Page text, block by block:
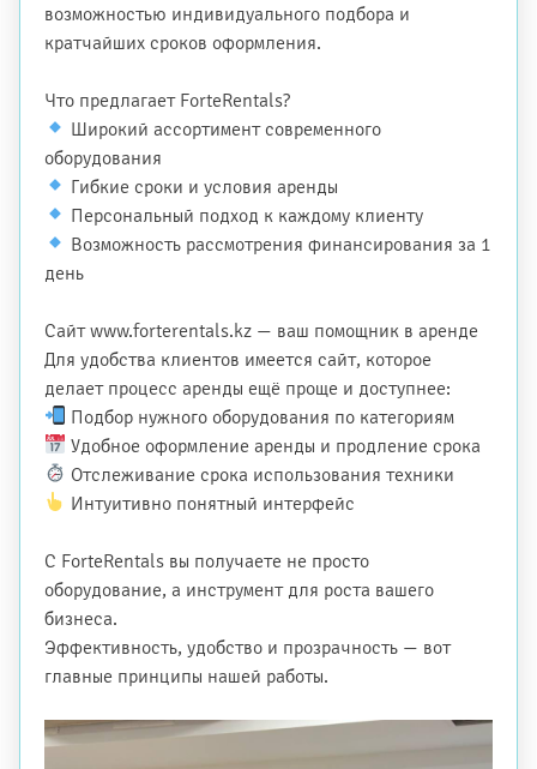
возможностью индивидуального подбора и
кратчайших сроков оформления.
Что предлагает ForteRentals?
Широкий ассортимент современного
оборудования
Гибкие сроки и условия аренды
Персональный подход к каждому клиенту
Возможность рассмотрения финансирования за 1
день
Сайт www.forterentals.kz — ваш помощник в аренде
Для удобства клиентов имеется сайт, которое
делает процесс аренды ещё проще и доступнее:
Подбор нужного оборудования по категориям
Удобное оформление аренды и продление срока
Отслеживание срока использования техники
Интуитивно понятный интерфейс
С ForteRentals вы получаете не просто
оборудование, а инструмент для роста вашего
бизнеса.
Эффективность, удобство и прозрачность — вот
главные принципы нашей работы.